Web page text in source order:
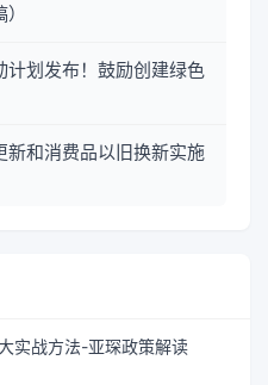
计划发布！鼓励创建绿色
新和消费品以旧换新实施
实战方法-亚琛政策解读